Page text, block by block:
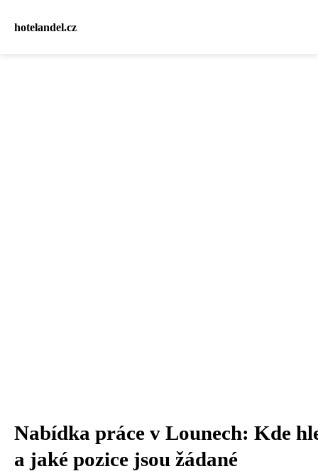
hotelandel.cz
Nabídka práce v Lounech: Kde
a jaké pozice jsou žádané